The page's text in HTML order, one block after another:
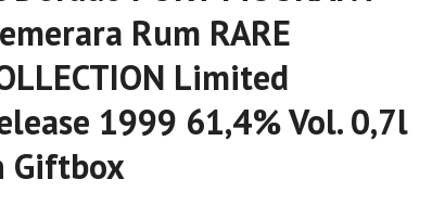
Rum RARE
Limited
1999 61,4% Vol. 0,7l
Giftbox